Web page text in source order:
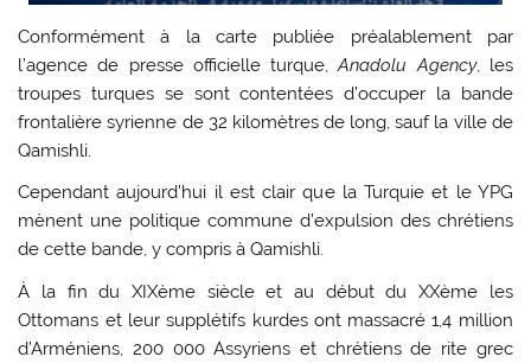
Conformément à la carte publiée préalablement par
l’agence de presse officielle turque,Anadolu Agency, les
troupes turques se sont contentées d’occuper la bande
frontalière syrienne de 32 kilomètres de long, sauf la ville de
Qamishli.
Cependant aujourd’hui il est clair que la Turquie et le YPG
mènent une politique commune d’expulsion des chrétiens
de cette bande, y compris à Qamishli.
À la fin du XIXème siècle et au début du XXème les
Ottomans et leur supplétifs kurdes ont massacré 1,4 million
d’Arméniens, 200 000 Assyriens et chrétiens de rite grec